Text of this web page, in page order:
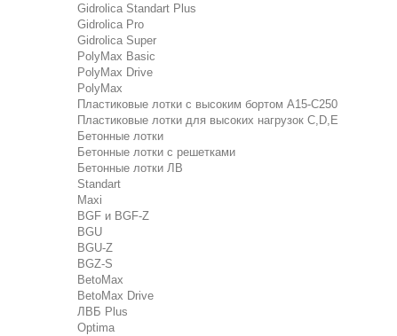
Gidrolica Standart Plus
Gidrolica Pro
Gidrolica Super
PolyMax Basic
PolyMax Drive
PolyMax
Пластиковые лотки с высоким бортом А15-C250
Пластиковые лотки для высоких нагрузок C,D,E
Бетонные лотки
Бетонные лотки с решетками
Бетонные лотки ЛВ
Standart
Maxi
BGF и BGF-Z
BGU
BGU-Z
BGZ-S
BetoMax
BetoMax Drive
ЛВБ Plus
Optima